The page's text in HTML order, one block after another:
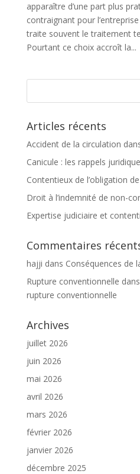
apparaître d’une part plus
contraignant pour
traite souvent le traitement
Pourtant ce choix accroît la...
Articles récents
Accident de la circulation
Canicule : les rappels
Contentieux de l’obligation
Droit à l’indemnité de non-
Expertise judiciaire et
Commentaires
hajji dans Conséquences de
Rupture conventionnelle dans
rupture conventionnelle
Archives
juillet 2026
juin 2026
mai 2026
avril 2026
mars 2026
février 2026
janvier 2026
décembre 2025